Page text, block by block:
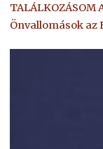
TALÁLKOZÁSOM
Önvallomások